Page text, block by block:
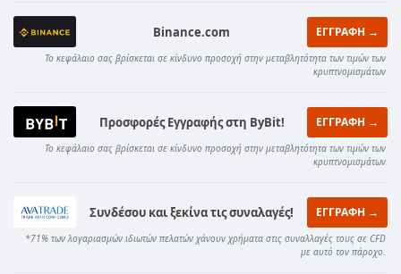
Binance.com ΕΓΓΡΑΦΗ →
Το κεφάλαιο σας βρίσκεται σε κίνδυνο προσοχή στην μεταβλητότητα των τιμών των
κρυπτνομισμάτων
Προσφορές Εγγραφής στη ByBit! ΕΓΓΡΑΦΗ →
Το κεφάλαιο σας βρίσκεται σε κίνδυνο προσοχή στην μεταβλητότητα των τιμών των
κρυπτνομισμάτων
Συνδέσου και ξεκίνα τις συναλαγές! ΕΓΓΡΑΦΗ →
*71% των λογαριασμών ιδιωτών πελατών χάνουν χρήματα στις συναλλαγές τους σε CFD
με αυτό τον πάροχο.